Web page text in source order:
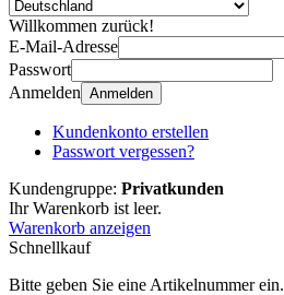
Willkommen zurück!
E-Mail-Adresse
Passwort
Anmelden Anmelden
Kundenkonto erstellen
Passwort vergessen?
Kundengruppe: Privatkunden
Ihr Warenkorb ist leer.
Warenkorb anzeigen
Schnellkauf
Bitte geben Sie eine Artikelnummer ein.